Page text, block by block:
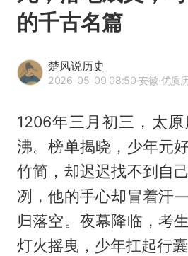
的千古名篇
楚风说历史
2026-05-09 08:50·安徽·优质历
1206年三月初三，太
沸。榜单揭晓，少年元
竹简，却迟迟找不到自
冽，他的手心却冒着汗
归落空。夜幕降临，考
灯火摇曳，少年扛起行囊